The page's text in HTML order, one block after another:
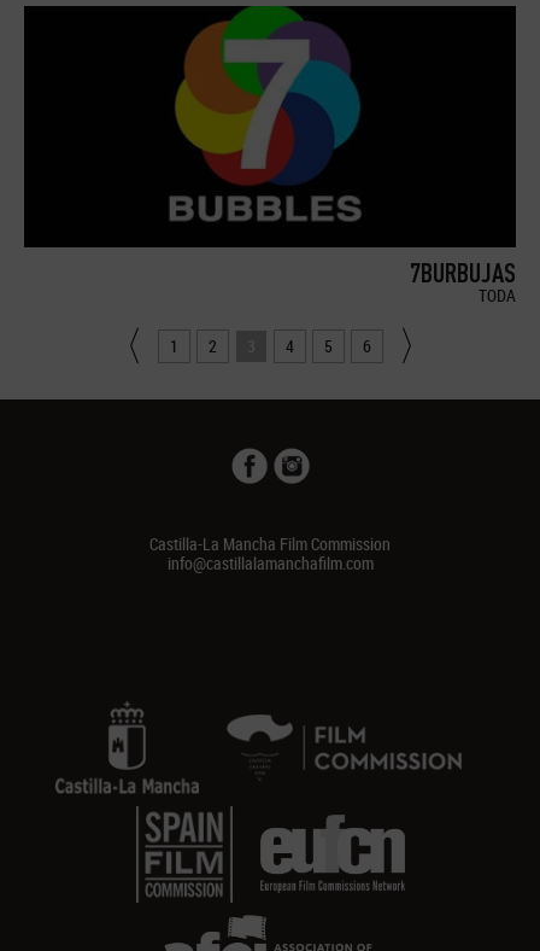
7BURBUJAS
TODA
1 2 3 4 5 6
Castilla-La Mancha Film Commission
info@castillalamanchafilm.com